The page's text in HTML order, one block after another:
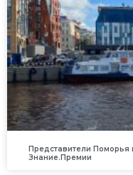
Представители Поморья
Знание.Премии